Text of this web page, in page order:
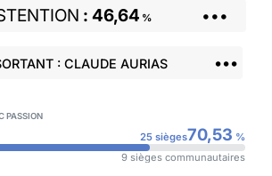
46,64 % •••
: CLAUDE AURIAS •••
PASSION
25 sièges70,53 %
9 sièges communautaires